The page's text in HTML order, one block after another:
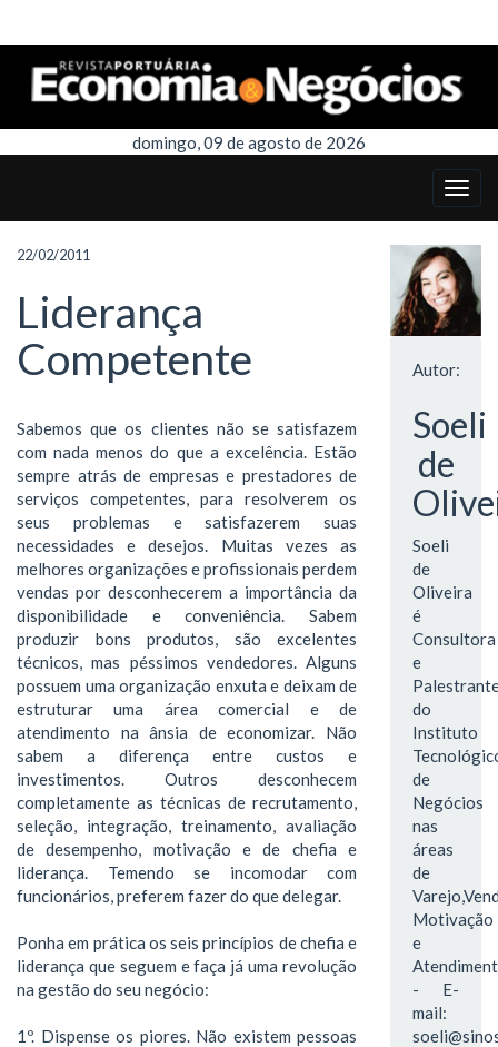
domingo, 09 de agosto de 2026
22/02/2011
Liderança
Competente
Sabemos que os clientes não se satisfazem
com nada menos do que a excelência. Estão
sempre atrás de empresas e prestadores de
serviços competentes, para resolverem os
seus problemas e satisfazerem suas
necessidades e desejos. Muitas vezes as
melhores organizações e profissionais perdem
vendas por desconhecerem a importância da
disponibilidade e conveniência. Sabem
produzir bons produtos, são excelentes
técnicos, mas péssimos vendedores. Alguns
possuem uma organização enxuta e deixam de
estruturar uma área comercial e de
atendimento na ânsia de economizar. Não
sabem a diferença entre custos e
investimentos. Outros desconhecem
completamente as técnicas de recrutamento,
seleção, integração, treinamento, avaliação
de desempenho, motivação e de chefia e
liderança. Temendo se incomodar com
funcionários, preferem fazer do que delegar.
Ponha em prática os seis princípios de chefia e
liderança que seguem e faça já uma revolução
na gestão do seu negócio:
1º. Dispense os piores. Não existem pessoas
Autor:
Soeli
de
Soeli
de
Oliveira
é
Consultora
e
do
Instituto
de
Negócios
nas
áreas
de
Motivação
e
- E-
mail: